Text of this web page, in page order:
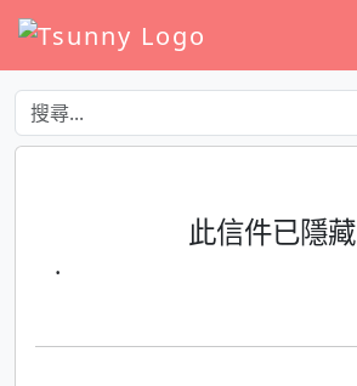
此信件已隱藏
·